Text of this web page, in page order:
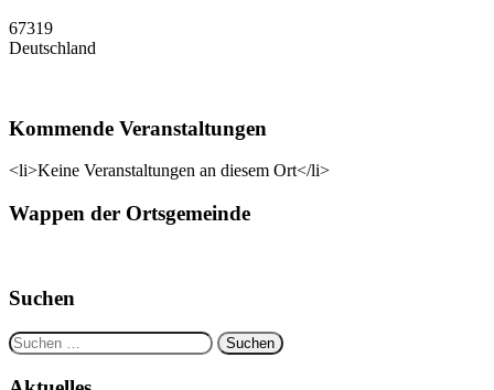
67319
Deutschland
Kommende Veranstaltungen
<li>Keine Veranstaltungen an diesem Ort</li>
Wappen der Ortsgemeinde
Suchen
Suchen
nach: